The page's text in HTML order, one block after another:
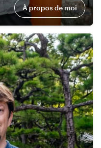
À propos de moi